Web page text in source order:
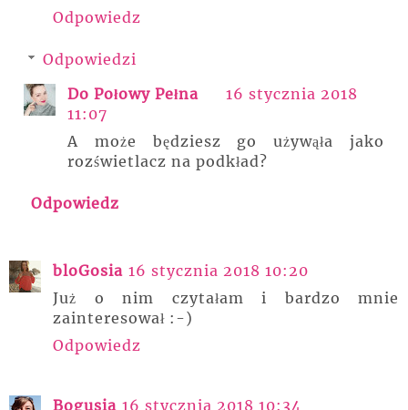
Odpowiedz
Odpowiedzi
Do Połowy Pełna
16 stycznia 2018
11:07
A może będziesz go używąła jako
rozświetlacz na podkład?
Odpowiedz
bloGosia 16 stycznia 2018 10:20
Już o nim czytałam i bardzo mnie
zainteresował :-)
Odpowiedz
Bogusia 16 stycznia 2018 10:34